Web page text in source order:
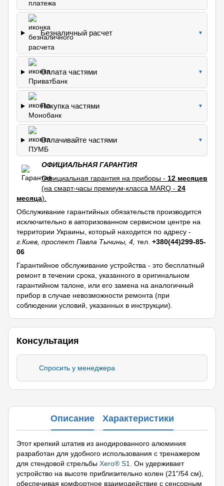
Безналичный расчет ▼
Оплата частями ▼
Покупка частями ▼
Оплачивайте частями ▼
ОФИЦИАЛЬНАЯ ГАРАНТИЯ
Официальная гарантия на приборы - 12 месяцев
(на смарт-часы премиум-класса MARQ - 24
месяца).
Обслуживание гарантийных обязательств производится
исключительно в авторизованном сервисном центре на
территории Украины, который находится по адресу -
г.Киев, проспект Павла Тычины, 4, тел. +380(44)299-85-
06
Гарантийное обслуживание устройства - это бесплатный
ремонт в течении срока, указанного в оригинальном
гарантийном талоне, или его замена на аналогичный
прибор в случае невозможности ремонта (при
соблюдении условий, указанных в инструкции).
Консультация
Спросить у менеджера
Описание Характеристики
Этот крепкий штатив из анодированного алюминия
разработан для удобного использования с тренажером
для стендовой стрельбы Xero® S1
. Он удерживает
устройство на высоте приблизительно колен (21"/54 см),
обеспечивая комфортное взаимодействие с сенсорным